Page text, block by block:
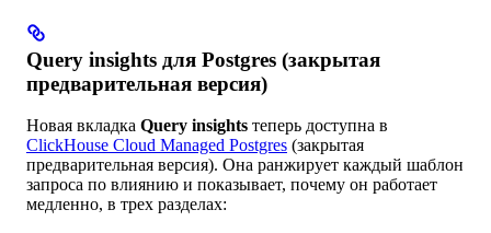
Query insights для Postgres (закрытая
предварительная версия)
Новая вкладка Query insights теперь доступна в
ClickHouse Cloud Managed Postgres (закрытая
предварительная версия). Она ранжирует каждый шаблон
запроса по влиянию и показывает, почему он работает
медленно, в трех разделах: